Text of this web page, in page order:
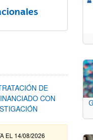
DE
CON
EL 14/08/2026